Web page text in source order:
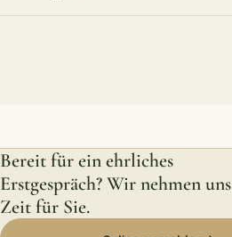
Bereit für ein ehrliches
Erstgespräch? Wir nehmen uns
Zeit für Sie.